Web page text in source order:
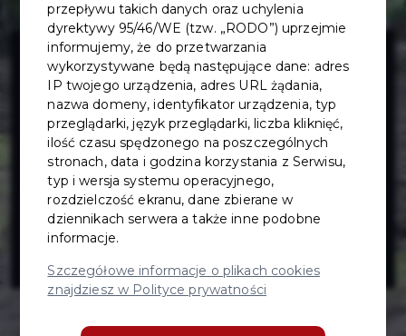
Rewitalizacja
parku przy
kanale Raduni
z zachowaniem
starych drzew
przepływu takich danych oraz uchylenia
dyrektywy 95/46/WE (tzw. „RODO”) uprzejmie
informujemy, że do przetwarzania
wykorzystywane będą następujące dane: adres
IP twojego urządzenia, adres URL żądania,
nazwa domeny, identyfikator urządzenia, typ
przeglądarki, język przeglądarki, liczba kliknięć,
ilość czasu spędzonego na poszczególnych
stronach, data i godzina korzystania z Serwisu,
typ i wersja systemu operacyjnego,
rozdzielczość ekranu, dane zbierane w
dziennikach serwera a także inne podobne
informacje.
Szczegółowe informacje o plikach cookies
znajdziesz w Polityce prywatności